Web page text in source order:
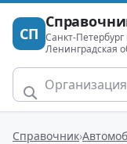
СП Санкт-Петербург
Ленинградская
Справочник